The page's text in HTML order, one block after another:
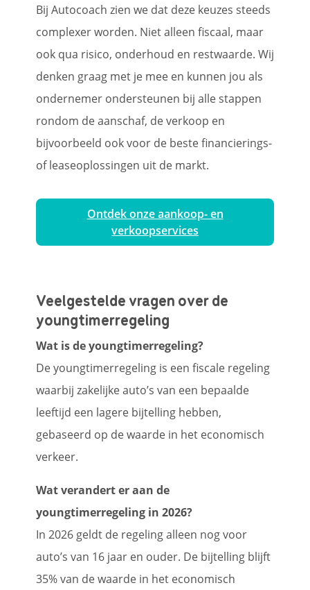
Bij Autocoach zien we dat deze keuzes steeds
complexer worden. Niet alleen fiscaal, maar
ook qua risico, onderhoud en restwaarde. Wij
denken graag met je mee en kunnen jou als
ondernemer ondersteunen bij alle stappen
rondom de aanschaf, de verkoop en
bijvoorbeeld ook voor de beste financierings-
of leaseoplossingen uit de markt.
Ontdek onze aankoop- en
verkoopservices
Veelgestelde vragen over de
youngtimerregeling
Wat is de youngtimerregeling?
De youngtimerregeling is een fiscale regeling
waarbij zakelijke auto’s van een bepaalde
leeftijd een lagere bijtelling hebben,
gebaseerd op de waarde in het economisch
verkeer.
Wat verandert er aan de
youngtimerregeling in 2026?
In 2026 geldt de regeling alleen nog voor
auto’s van 16 jaar en ouder. De bijtelling blijft
35% van de waarde in het economisch